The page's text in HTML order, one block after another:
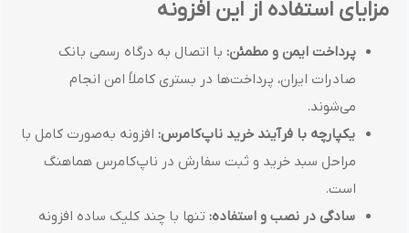
مزایای استفاده از این افزونه
پرداخت ایمن و مطمئن: با اتصال به درگاه رسمی بانک
صادرات ایران، پرداخت‌ها در بستری کاملاً امن انجام
می‌شوند.
یکپارچه با فرآیند خرید ناپ‌کامرس: افزونه به‌صورت کامل با
مراحل سبد خرید و ثبت سفارش در ناپ‌کامرس هماهنگ
است.
سادگی در نصب و استفاده: تنها با چند کلیک ساده افزونه